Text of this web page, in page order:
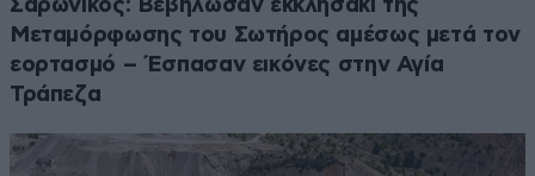
Σαρωνικός: Βεβήλωσαν εκκλησάκι της
Μεταμόρφωσης του Σωτήρος αμέσως μετά τον
εορτασμό – Έσπασαν εικόνες στην Αγία
Τράπεζα